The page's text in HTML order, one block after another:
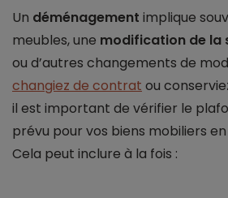
Un déménagement implique
meubles, une modification de la
ou d’autres changements de
changiez de contrat ou
il est important de vérifier le
prévu pour vos biens mobiliers
Cela peut inclure à la fois :